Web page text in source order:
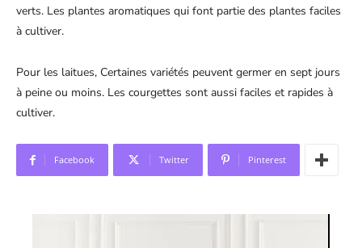
verts. Les plantes aromatiques qui font partie des plantes faciles
à cultiver.
Pour les laitues, Certaines variétés peuvent germer en sept jours
à peine ou moins. Les courgettes sont aussi faciles et rapides à
cultiver.
Facebook Twitter Pinterest